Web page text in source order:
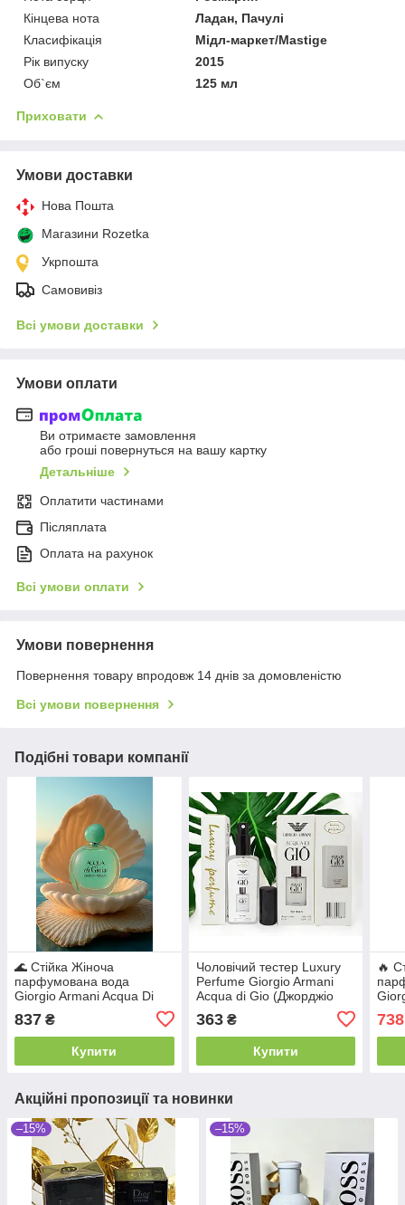
Кінцева нота
Ладан, Пачулі
Класифікація
Мідл-маркет/Mastige
Рік випуску
2015
Об`єм
125 мл
Приховати
Умови доставки
Нова Пошта
Магазини Rozetka
Укрпошта
Самовивіз
Всі умови доставки
Умови оплати
Ви отримаєте замовлення
або гроші повернуться на вашу картку
Детальніше
Оплатити частинами
Післяплата
Оплата на рахунок
Всі умови оплати
Умови повернення
Повернення товару впродовж 14 днів за домовленістю
Всі умови повернення
Подібні товари компанії
🌊 Стійка Жіноча
парфумована вода
Giorgio Armani Acqua Di
Джоя)100 мл Свіжий
квітково-водяний аромат
837 ₴
Купити
Чоловічий тестер Luxury
Perfume Giorgio Armani
Acqua di Gio (Джорджіо
Армані Аква Ді Джіо) 65 мл
363₴
Купити
🔥
Акційні пропозиції та новинки
–15% –15%